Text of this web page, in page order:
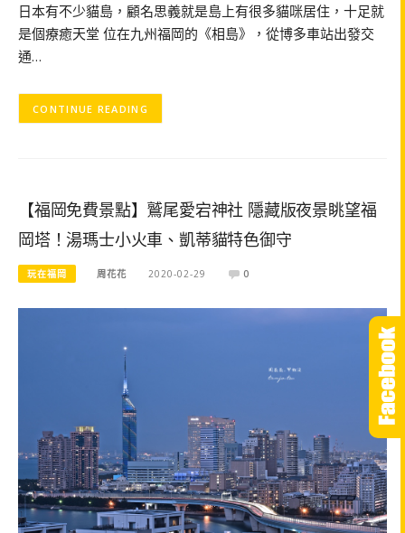
日本有不少貓島，顧名思義就是島上有很多貓咪居住，十足就
是個療癒天堂 位在九州福岡的《相島》，從博多車站出發交
通…
CONTINUE READING
【福岡免費景點】鷲尾愛宕神社 隱藏版夜景眺望福
岡塔！湯瑪士小火車、凱蒂貓特色御守
玩在福岡 周花花 2020-02-29 0